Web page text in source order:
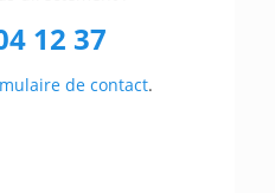
12 37
de contact.